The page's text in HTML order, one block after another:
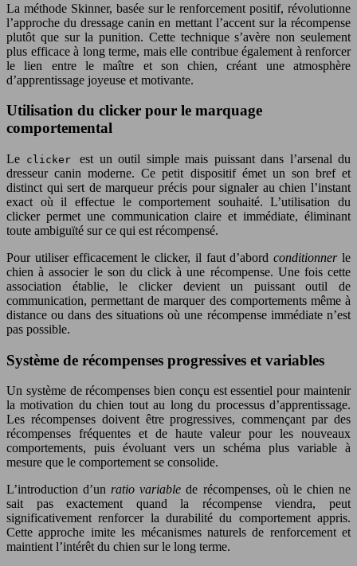
La méthode Skinner, basée sur le renforcement positif, révolutionne
l’approche du dressage canin en mettant l’accent sur la récompense
plutôt que sur la punition. Cette technique s’avère non seulement
plus efficace à long terme, mais elle contribue également à renforcer
le lien entre le maître et son chien, créant une atmosphère
d’apprentissage joyeuse et motivante.
Utilisation du clicker pour le marquage
comportemental
Le clicker est un outil simple mais puissant dans l’arsenal du
dresseur canin moderne. Ce petit dispositif émet un son bref et
distinct qui sert de marqueur précis pour signaler au chien l’instant
exact où il effectue le comportement souhaité. L’utilisation du
clicker permet une communication claire et immédiate, éliminant
toute ambiguïté sur ce qui est récompensé.
Pour utiliser efficacement le clicker, il faut d’abordconditionnerle
chien à associer le son du click à une récompense. Une fois cette
association établie, le clicker devient un puissant outil de
communication, permettant de marquer des comportements même à
distance ou dans des situations où une récompense immédiate n’est
pas possible.
Système de récompenses progressives et variables
Un système de récompenses bien conçu est essentiel pour maintenir
la motivation du chien tout au long du processus d’apprentissage.
Les récompenses doivent être progressives, commençant par des
récompenses fréquentes et de haute valeur pour les nouveaux
comportements, puis évoluant vers un schéma plus variable à
mesure que le comportement se consolide.
L’introduction d’un ratio variablede récompenses, où le chien ne
sait pas exactement quand la récompense viendra, peut
significativement renforcer la durabilité du comportement appris.
Cette approche imite les mécanismes naturels de renforcement et
maintient l’intérêt du chien sur le long terme.